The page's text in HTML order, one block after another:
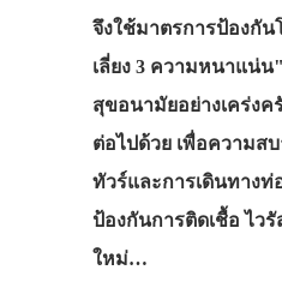
จึงใช้มาตรการป้องกั
เลี่ยง 3 ความหนาแน่
สุขอนามัยอย่างเคร่ง
ต่อไปด้วย เพื่อความส
ทัวร์และการเดินทางท่
ป้องกันการติดเชื้อ ไว
ใหม่…